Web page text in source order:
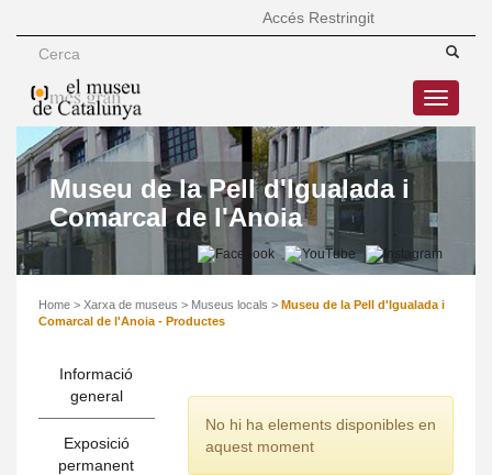
Accés Restringit
Toggle
Museu de la Pell d'Igualada i
Comarcal de l'Anoia
Home > Xarxa de museus > Museus locals > Museu de la Pell d'Igualada i
Comarcal de l'Anoia - Productes
Informació
general
Exposició
permanent
No hi ha elements disponibles en
aquest moment